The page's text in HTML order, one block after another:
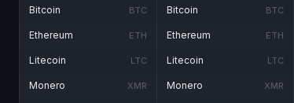
Bitcoin BTC
Ethereum ETH
Litecoin LTC
Monero XMR
Bitcoin BTC
Ethereum ETH
Litecoin LTC
Monero XMR